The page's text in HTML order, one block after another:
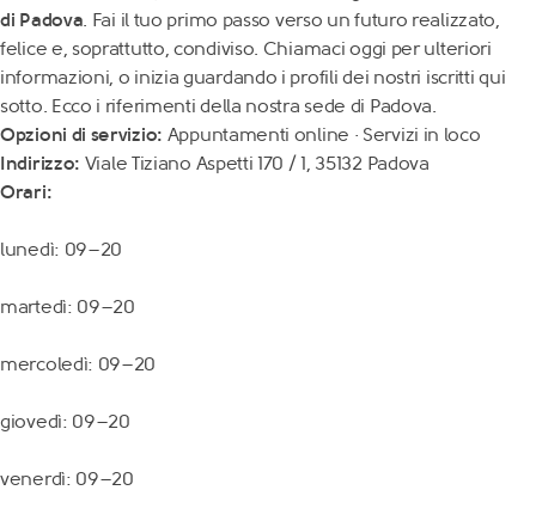
di Padova. Fai il tuo primo passo verso un futuro realizzato,
felice e, soprattutto, condiviso. Chiamaci oggi per ulteriori
informazioni, o inizia guardando i profili dei nostri iscritti qui
sotto. Ecco i riferimenti della nostra sede di Padova.
Opzioni di servizio: Appuntamenti online · Servizi in loco
Indirizzo: Viale Tiziano Aspetti 170 / 1, 35132 Padova
Orari:
lunedì: 09–20
martedì: 09–20
mercoledì: 09–20
giovedì: 09–20
venerdì: 09–20